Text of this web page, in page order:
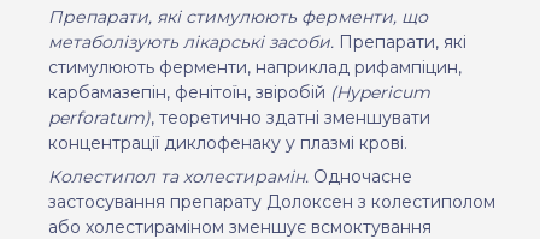
Препарати, які стимулюють ферменти, що
метаболізують лікарські засоби. Препарати, які
стимулюють ферменти, наприклад рифампіцин,
карбамазепін, фенітоїн, звіробій (Hypericum
perforatum), теоретично здатні зменшувати
концентрації диклофенаку у плазмі крові.
Колестипол та холестирамін. Одночасне
застосування препарату Долоксен з колестиполом
або холестираміном зменшує всмоктування